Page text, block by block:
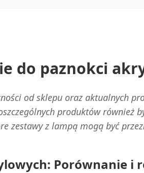
do paznokci
od sklepu oraz aktualnych
produktów również
zestawy z lampą mogą być
Porównanie i